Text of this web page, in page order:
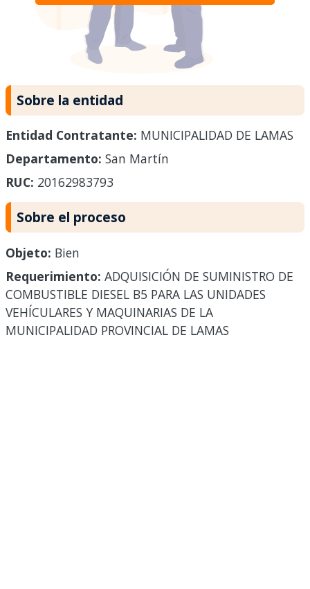
Sobre la entidad
Entidad Contratante: MUNICIPALIDAD DE LAMAS
Departamento: San Martín
RUC: 20162983793
Sobre el proceso
Objeto: Bien
Requerimiento: ADQUISICIÓN DE SUMINISTRO DE
COMBUSTIBLE DIESEL B5 PARA LAS UNIDADES
VEHÍCULARES Y MAQUINARIAS DE LA
MUNICIPALIDAD PROVINCIAL DE LAMAS